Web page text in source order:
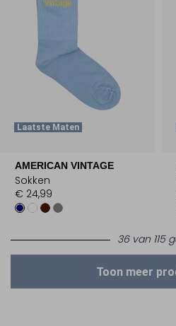
Laatste Maten
AMERICAN VINTAGE
Sokken
€ 24,99
36 van 115
Toon meer